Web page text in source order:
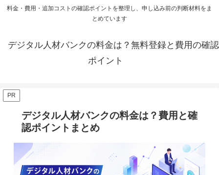
料金・費用・追加コストの確認ポイントを整理し、申し込み前の判断材料をま
とめています
デジタル人材バンクの料金は？無料登録と費用の確認
ポイント
PR
デジタル人材バンクの料金は？費用と確
認ポイントまとめ